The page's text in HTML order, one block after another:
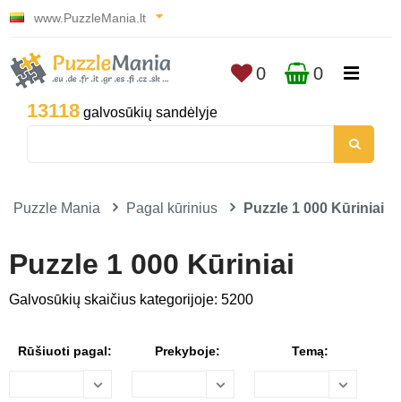
www.PuzzleMania.lt
13118 galvosūkių sandėlyje
0 0
Puzzle Mania Pagal kūrinius Puzzle 1 000 Kūriniai
Puzzle 1 000 Kūriniai
Galvosūkių skaičius kategorijoje: 5200
Rūšiuoti pagal: Prekyboje: Temą: